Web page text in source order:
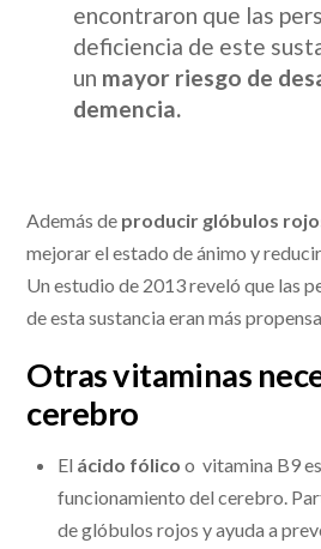
encontraron que las
deficiencia de este
un mayor riesgo de
demencia.
Además de producir glóbulos
mejorar el estado de ánimo y
Un estudio de 2013 reveló que las
de esta sustancia eran más
Otras vitaminas
cerebro
El ácido fólico o vitamina B9
funcionamiento del cerebro.
de glóbulos rojos y ayuda a